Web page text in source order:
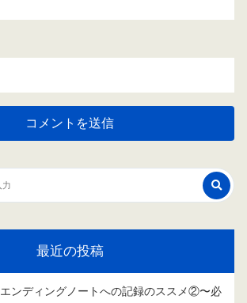
最近の投稿
エンディングノートへの記録のススメ②〜必